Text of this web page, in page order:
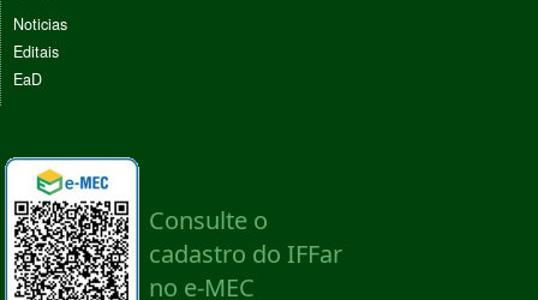
Noticias
Editais
EaD